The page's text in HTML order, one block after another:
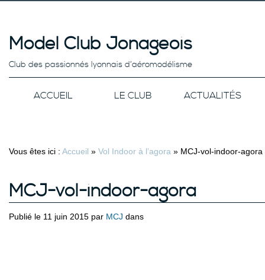
Model Club Jonageois
Club des passionnés lyonnais d’aéromodélisme
ACCUEIL LE CLUB ACTUALITÉS
Vous êtes ici : Accueil » Vol Indoor à l’agora » MCJ-vol-indoor-agora
MCJ-vol-indoor-agora
Publié le 11 juin 2015 par MCJ dans